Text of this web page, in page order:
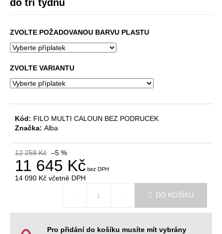
do tří týdnů
ZVOLTE POŽADOVANOU BARVU PLASTU
ZVOLTE VARIANTU
Kód: FILO MULTI CALOUN BEZ PODRUCEK
Značka: Alba
12 258 Kč –5 %
11 645 Kč
14 090 Kč včetně DPH
DO KOŠÍKU
Pro přidání do košíku musíte mít vybrány
o
p
o
r
č
m
e
JEDNACÍ
STŮL
X